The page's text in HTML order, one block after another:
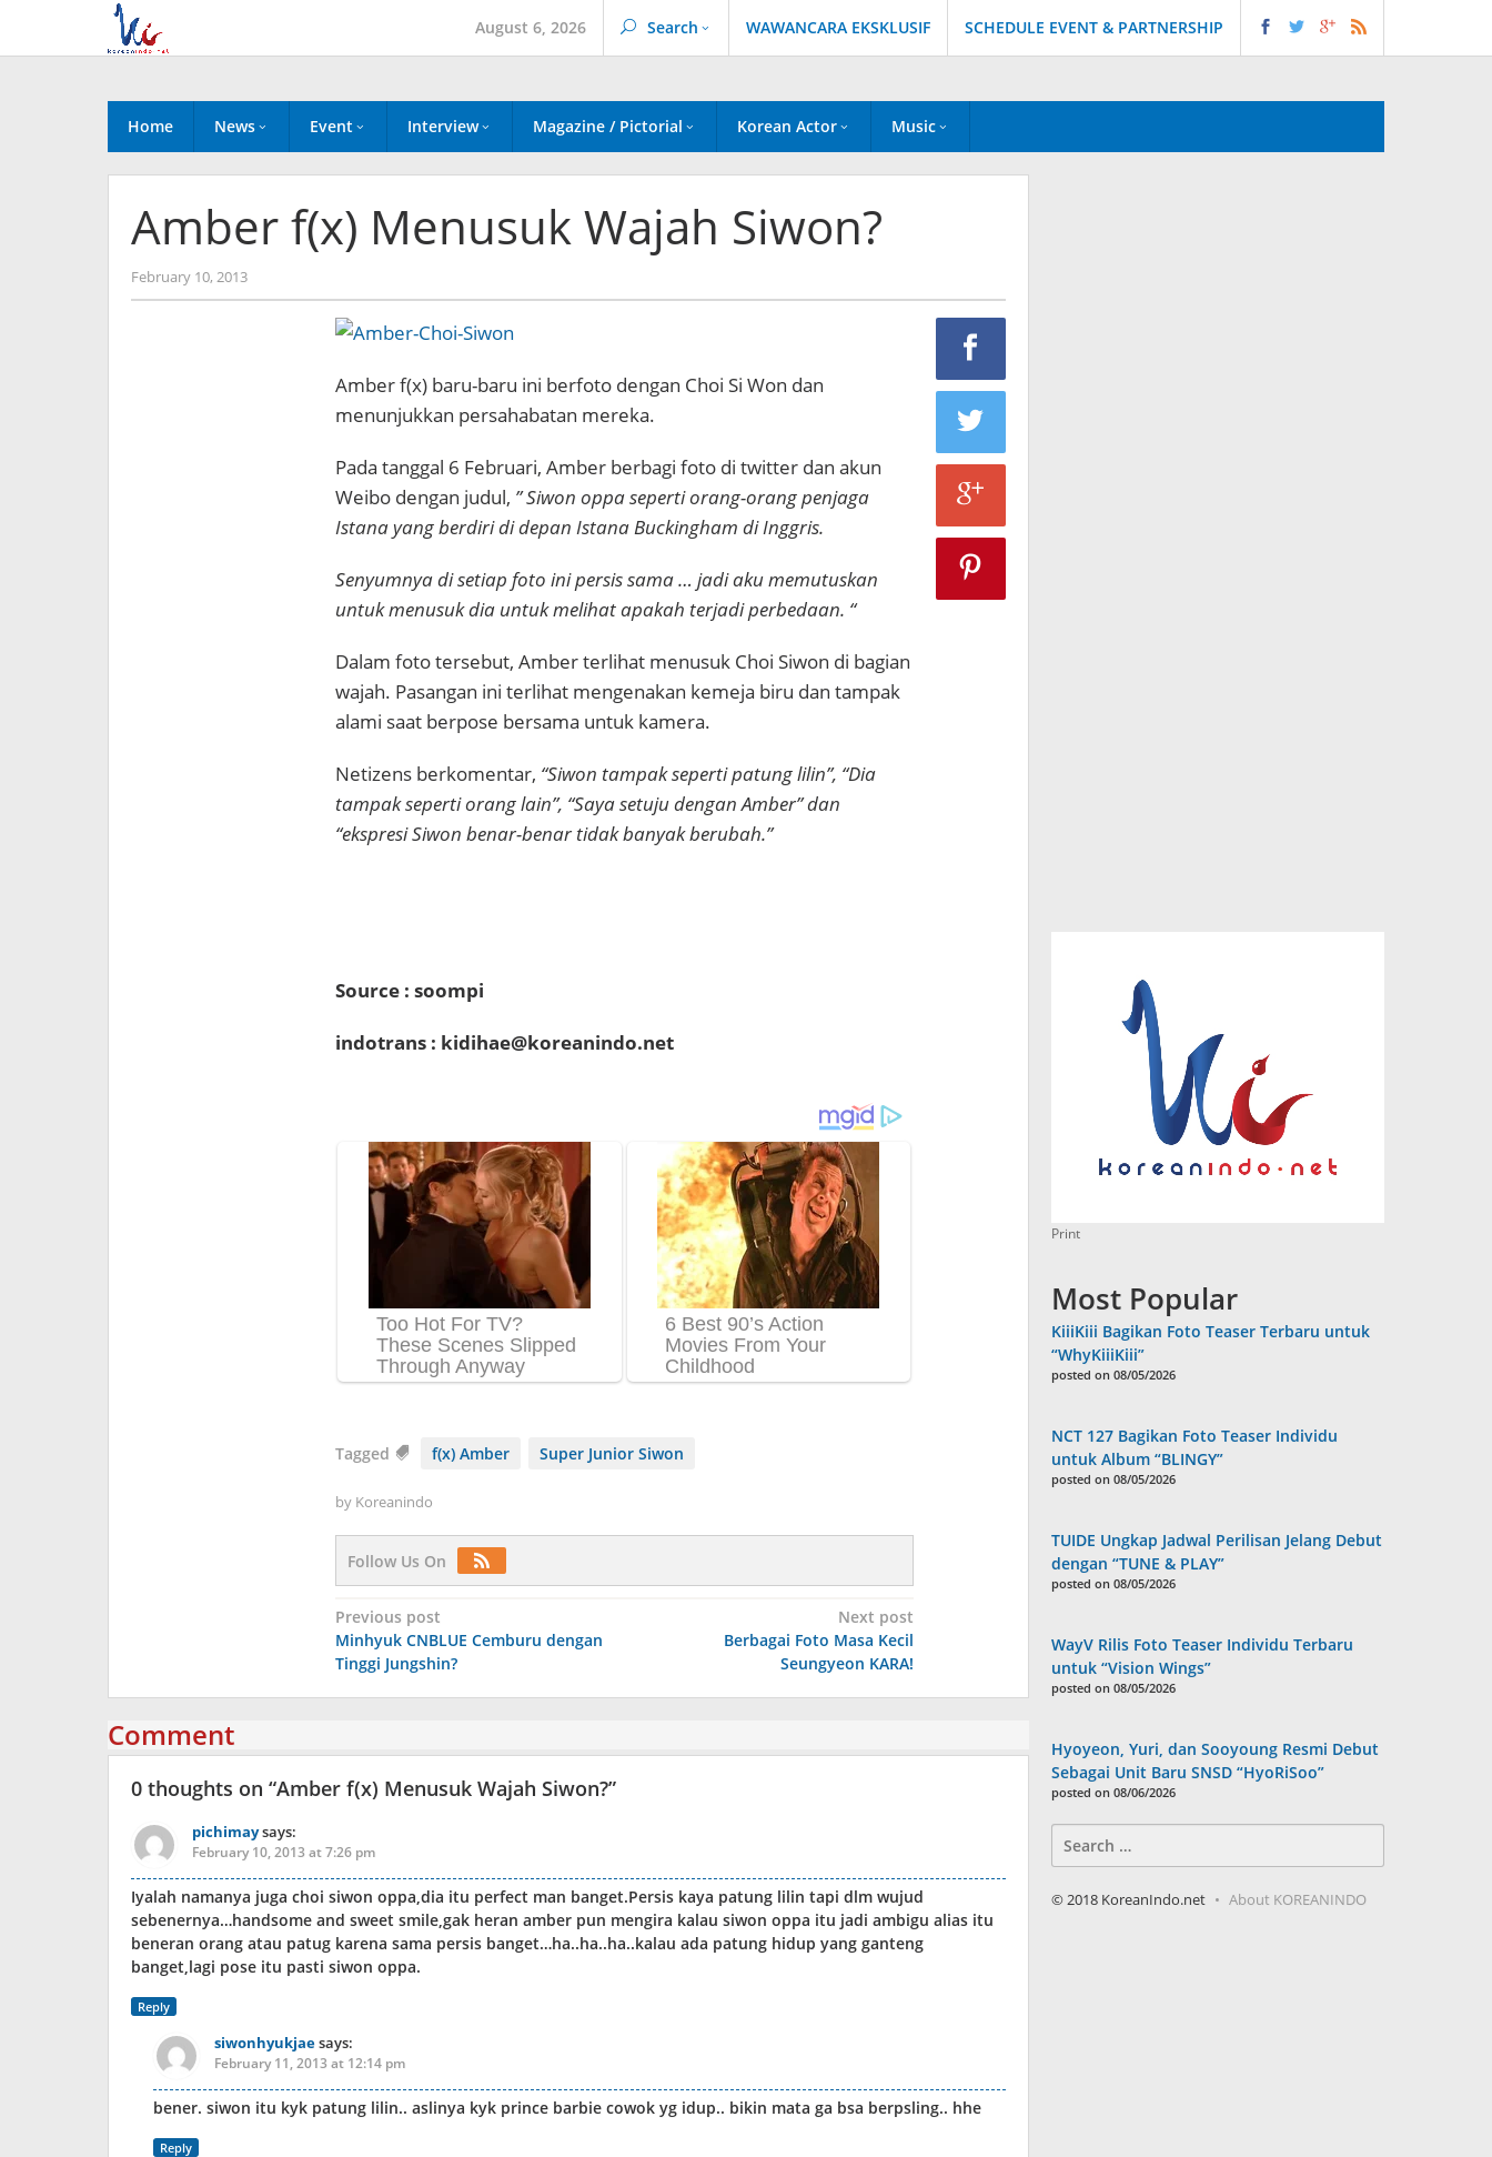
content
August 6, 2026 Search WAWANCARA EKSKLUSIF SCHEDULE EVENT & PARTNERSHIP
Home News Event Interview Magazine / Pictorial Korean Actor Music
Amber f(x) Menusuk Wajah Siwon?
February 10, 2013by
Koreanindo
Amber f(x) baru-baru ini berfoto dengan Choi Si Won dan
menunjukkan persahabatan mereka.
Pada tanggal 6 Februari, Amber berbagi foto di twitter dan akun
Weibo dengan judul, ” Siwon oppa seperti orang-orang penjaga
Istana yang berdiri di depan Istana Buckingham di Inggris.
Senyumnya di setiap foto ini persis sama … jadi aku memutuskan
untuk menusuk dia untuk melihat apakah terjadi perbedaan. “
Dalam foto tersebut, Amber terlihat menusuk Choi Siwon di bagian
wajah. Pasangan ini terlihat mengenakan kemeja biru dan tampak
alami saat berpose bersama untuk kamera.
Netizens berkomentar, “Siwon tampak seperti patung lilin”, “Dia
tampak seperti orang lain”, “Saya setuju dengan Amber” dan
“ekspresi Siwon benar-benar tidak banyak berubah.”
Source : soompi
indotrans : kidihae@koreanindo.net
Tagged f(x) Amber Super Junior Siwon
by Koreanindo
Follow Us On
Post
navigation
Previous post
Minhyuk CNBLUE Cemburu dengan
Tinggi Jungshin?
Next post
Berbagai Foto Masa Kecil
Seungyeon KARA!
Comment
0 thoughts on “Amber f(x) Menusuk Wajah Siwon?”
pichimaysays:
February 10, 2013 at 7:26 pm
Iyalah namanya juga choi siwon oppa,dia itu perfect man banget.Persis kaya patung lilin tapi dlm wujud
sebenernya…handsome and sweet smile,gak heran amber pun mengira kalau siwon oppa itu jadi ambigu alias itu
beneran orang atau patug karena sama persis banget…ha..ha..ha..kalau ada patung hidup yang ganteng
banget,lagi pose itu pasti siwon oppa.
Reply
siwonhyukjaesays:
February 11, 2013 at 12:14 pm
bener. siwon itu kyk patung lilin.. aslinya kyk prince barbie cowok yg idup.. bikin mata ga bsa berpsling.. hhe
Reply
Print
Most Popular
KiiiKiii Bagikan Foto Teaser Terbaru untuk
“WhyKiiiKiii”
posted on 08/05/2026
NCT 127 Bagikan Foto Teaser Individu
untuk Album “BLINGY”
posted on 08/05/2026
TUIDE Ungkap Jadwal Perilisan Jelang Debut
dengan “TUNE & PLAY”
posted on 08/05/2026
WayV Rilis Foto Teaser Individu Terbaru
untuk “Vision Wings”
posted on 08/05/2026
Hyoyeon, Yuri, dan Sooyoung Resmi Debut
Sebagai Unit Baru SNSD “HyoRiSoo”
posted on 08/06/2026
for:
© 2018 KoreanIndo.net About KOREANINDO